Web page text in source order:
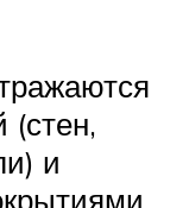
(стен,
и